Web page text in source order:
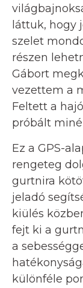
láttuk, hogy
szelet
részen
Gábort
vezettem a
Feltett a
próbált
Ez a GPS-
rengeteg
gurtnira
jeladó
kiülés
fejt ki a
a
különféle